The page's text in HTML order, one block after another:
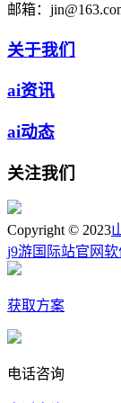
邮箱：
关于我们
ai资讯
ai动态
关注我们
Copyright © 2023
j9游国际站官网
获取方案
电话咨询